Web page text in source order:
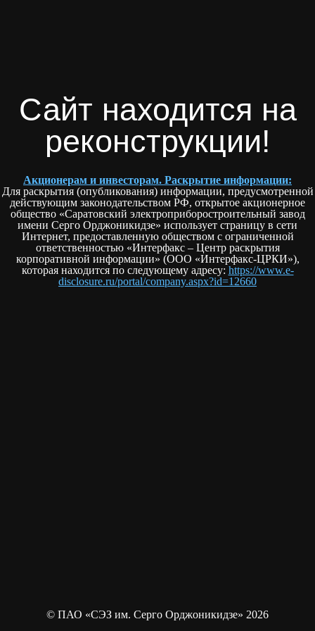
Сайт находится на
реконструкции!
Акционерам и инвесторам. Раскрытие информации:
Для раскрытия (опубликования) информации, предусмотренной
действующим законодательством РФ, открытое акционерное
общество «Саратовский электроприборостроительный завод
имени Серго Орджоникидзе» использует страницу в сети
Интернет, предоставленную обществом с ограниченной
ответственностью «Интерфакс – Центр раскрытия
корпоративной информации» (ООО «Интерфакс-ЦРКИ»),
которая находится по следующему адресу: https://www.e-
disclosure.ru/portal/company.aspx?id=12660
© ПАО «СЭЗ им. Серго Орджоникидзе» 2026